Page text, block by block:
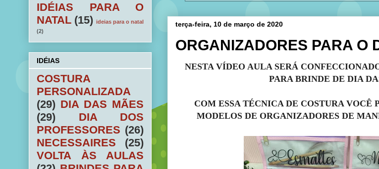
terça-feira, 10 de março de 2020
ORGANIZADORES PARA O
NESTA VÍDEO AULA SERÁ
PARA BRINDE DE DIA
COM ESSA TÉCNICA DE COSTURA VOCÊ
MODELOS DE ORGANIZADORES DE
IDÉIAS PARA O
NATAL (15) ideias para o natal
(2)
IDÉIAS
COSTURA
PERSONALIZADA
(29) DIA DAS MÃES
(29)
DIA DOS
PROFESSORES (26)
NECESSAIRES
(25)
VOLTA ÀS AULAS